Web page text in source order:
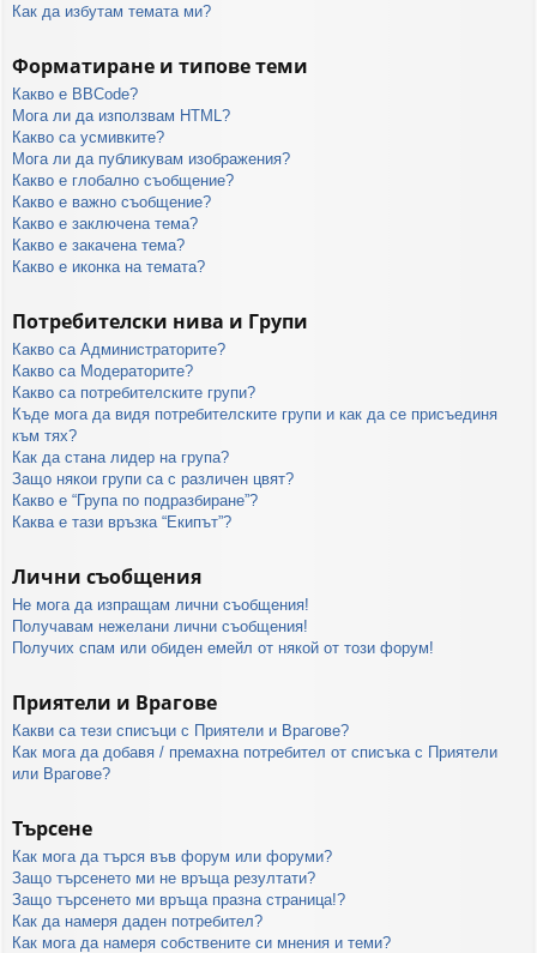
Как да избутам темата ми?
Форматиране и типове теми
Какво е BBCode?
Мога ли да използвам HTML?
Какво са усмивките?
Мога ли да публикувам изображения?
Какво е глобално съобщение?
Какво е важно съобщение?
Какво е заключена тема?
Какво е закачена тема?
Какво е иконка на темата?
Потребителски нива и Групи
Какво са Администраторите?
Какво са Модераторите?
Какво са потребителските групи?
Къде мога да видя потребителските групи и как да се присъединя
към тях?
Как да стана лидер на група?
Защо някои групи са с различен цвят?
Какво е “Група по подразбиране”?
Каква е тази връзка “Екипът”?
Лични съобщения
Не мога да изпращам лични съобщения!
Получавам нежелани лични съобщения!
Получих спам или обиден емейл от някой от този форум!
Приятели и Врагове
Какви са тези списъци с Приятели и Врагове?
Как мога да добавя / премахна потребител от списъка с Приятели
или Врагове?
Търсене
Как мога да търся във форум или форуми?
Защо търсенето ми не връща резултати?
Защо търсенето ми връща празна страница!?
Как да намеря даден потребител?
Как мога да намеря собствените си мнения и теми?